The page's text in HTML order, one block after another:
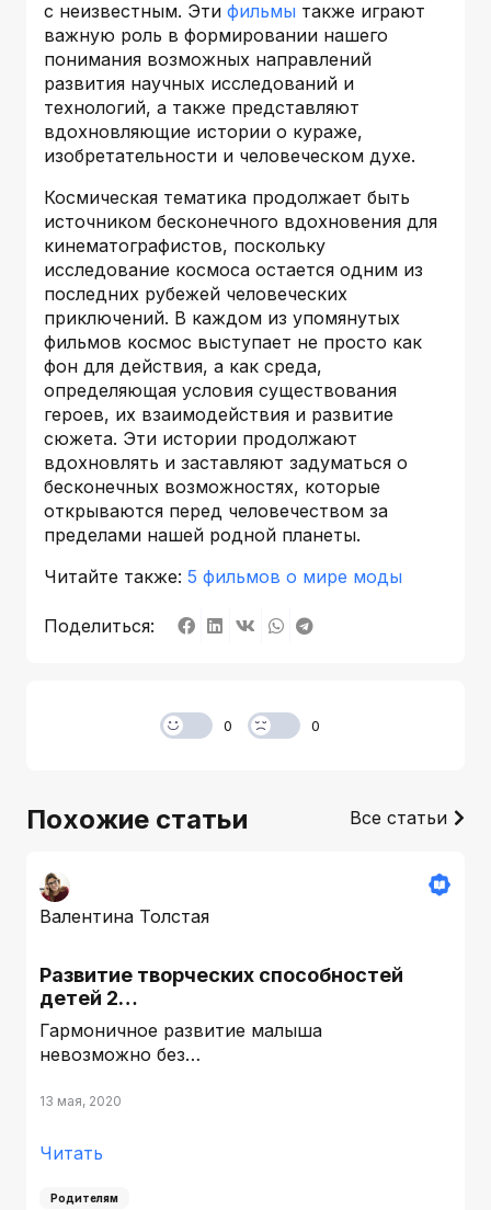
с неизвестным. Эти фильмы также играют
важную роль в формировании нашего
понимания возможных направлений
развития научных исследований и
технологий, а также представляют
вдохновляющие истории о кураже,
изобретательности и человеческом духе.
Космическая тематика продолжает быть
источником бесконечного вдохновения для
кинематографистов, поскольку
исследование космоса остается одним из
последних рубежей человеческих
приключений. В каждом из упомянутых
фильмов космос выступает не просто как
фон для действия, а как среда,
определяющая условия существования
героев, их взаимодействия и развитие
сюжета. Эти истории продолжают
вдохновлять и заставляют задуматься о
бесконечных возможностях, которые
открываются перед человечеством за
пределами нашей родной планеты.
Читайте также: 5 фильмов о мире моды
Поделиться:
0 0
Похожие статьи Все статьи
Валентина Толстая
Развитие творческих способностей
детей 2…
Гармоничное развитие малыша
невозможно без…
13 мая, 2020
Читать
Родителям